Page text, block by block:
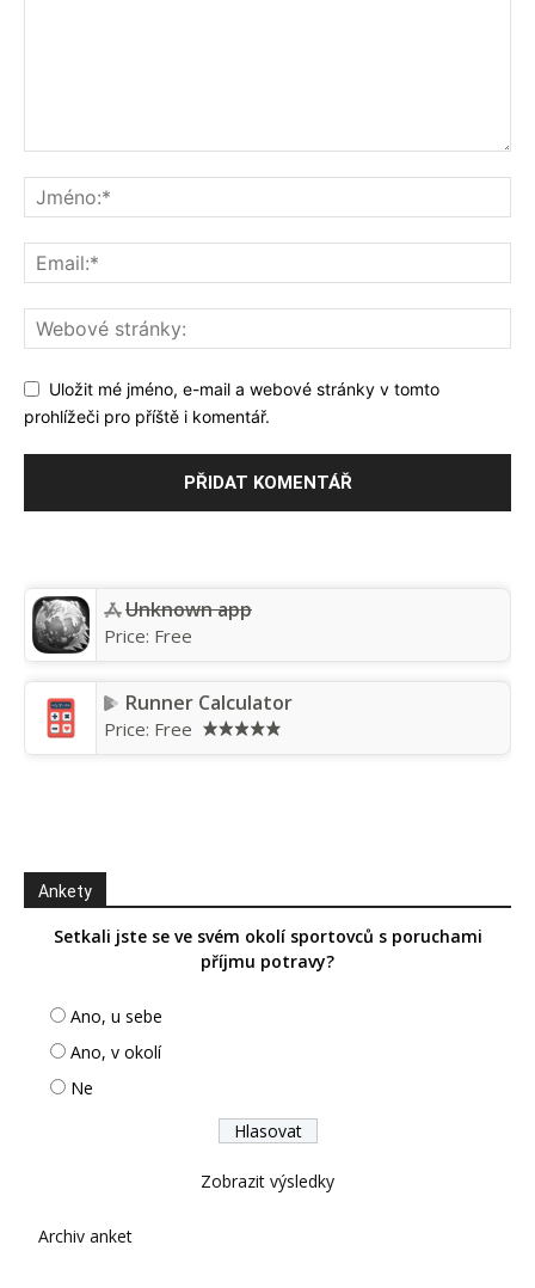
Uložit mé jméno, e-mail a webové stránky v tomto
prohlížeči pro příště i komentář.
Unknown app
Price: Free
Runner Calculator
Price: Free
Ankety
Setkali jste se ve svém okolí sportovců s poruchami
příjmu potravy?
Ano, u sebe
Ano, v okolí
Ne
Zobrazit výsledky
Archiv anket